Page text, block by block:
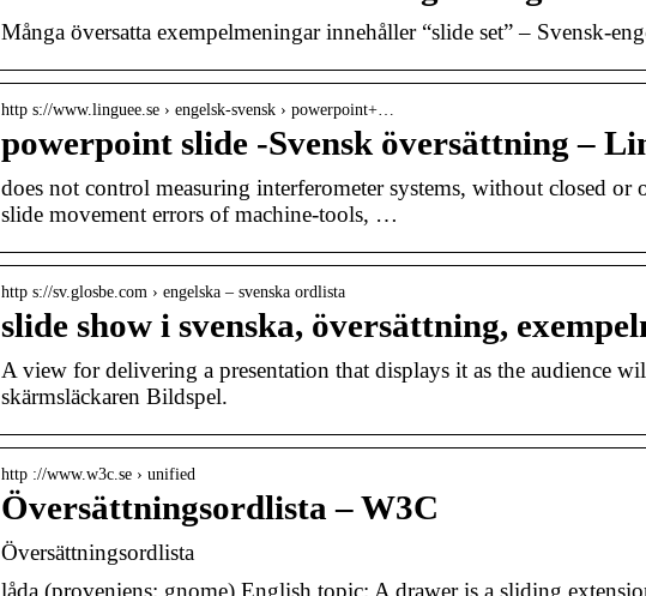
Många översatta exempelmeningar innehåller “slide set” – Svensk-
http s://www.linguee.se › engelsk-svensk › powerpoint+…
powerpoint slide -Svensk översättning –
does not control measuring interferometer systems, without closed or
slide movement errors of machine-tools, …
http s://sv.glosbe.com › engelska – svenska ordlista
slide show i svenska, översättning,
A view for delivering a presentation that displays it as the audience
skärmsläckaren Bildspel.
http ://www.w3c.se › unified
Översättningsordlista – W3C
Översättningsordlista
låda (proveniens: gnome) English topic: A drawer is a sliding